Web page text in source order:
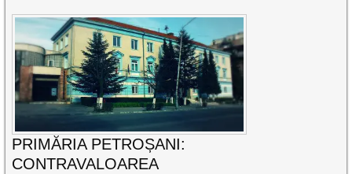
PRIMĂRIA PETROȘANI:
CONTRAVALOAREA